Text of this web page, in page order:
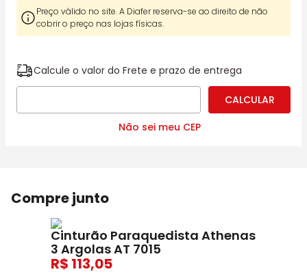
Preço válido no site. A Diafer reserva-se ao direito de não
cobrir o preço nas lojas físicas.
Calcule o valor do Frete e prazo de entrega
Não sei meu CEP
Compre junto
Cinturão Paraquedista Athenas
3 Argolas AT 7015
113,05